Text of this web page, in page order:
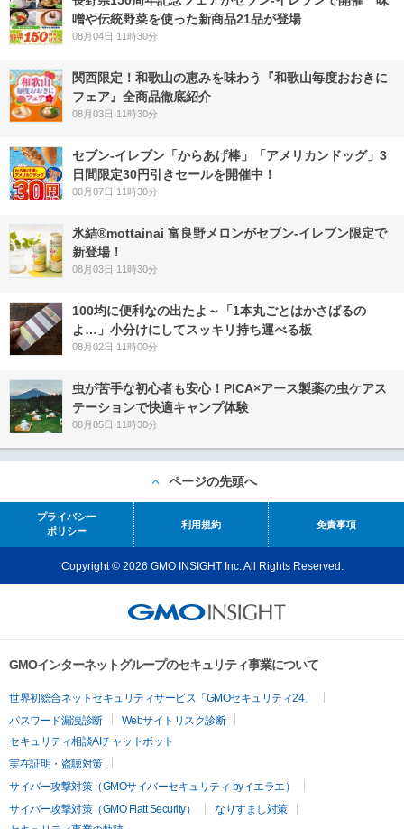
噌や伝統野菜を使った新商品21品が登場
08月04日 11時30分
関西限定！和歌山の恵みを味わう『和歌山毎度おおきに
フェア』全商品徹底紹介
08月03日 11時30分
セブン‐イレブン「からあげ棒」「アメリカンドッグ」3
日間限定30円引きセールを開催中！
08月07日 11時30分
氷結®mottainai 富良野メロンがセブン‐イレブン限定で
新登場！
08月03日 11時30分
100均に便利なの出たよ～「1本丸ごとはかさばるの
よ…」小分けにしてスッキリ持ち運べる板
08月02日 11時00分
虫が苦手な初心者も安心！PICA×アース製薬の虫ケアス
テーションで快適キャンプ体験
08月05日 11時30分
ページの先頭へ
プライバシー
ポリシー
利用規約 免責事項
Copyright © 2026 GMO INSIGHT Inc. All Rights Reserved.
GMOインターネットグループのセキュリティ事業について
世界初総合ネットセキュリティサービス「GMOセキュリティ24」
パスワード漏洩診断
Webサイトリスク診断
セキュリティ相談AIチャットボット
実在証明・盗聴対策
サイバー攻撃対策（GMOサイバーセキュリティ byイエラエ）
サイバー攻撃対策（GMO Flatt Security）
なりすまし対策